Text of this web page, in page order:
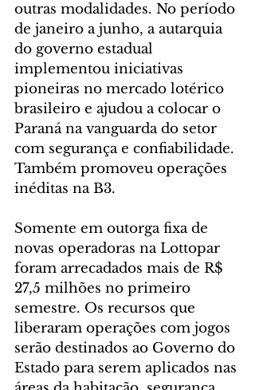
outras modalidades. No período
de janeiro a junho, a autarquia
do governo estadual
implementou iniciativas
pioneiras no mercado lotérico
brasileiro e ajudou a colocar o
Paraná na vanguarda do setor
com segurança e confiabilidade.
Também promoveu operações
inéditas na B3.
Somente em outorga fixa de
novas operadoras na Lottopar
foram arrecadados mais de R$
27,5 milhões no primeiro
semestre. Os recursos que
liberaram operações com jogos
serão destinados ao Governo do
Estado para serem aplicados nas